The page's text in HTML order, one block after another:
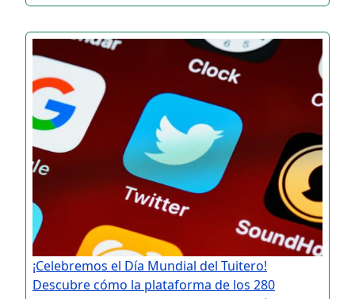
¡Celebremos el Día Mundial del Tuitero!
Descubre cómo la plataforma de los 280